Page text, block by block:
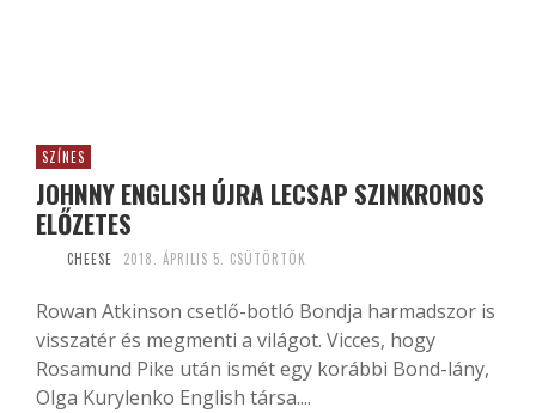
SZÍNES
JOHNNY ENGLISH ÚJRA LECSAP SZINKRONOS
ELŐZETES
CHEESE 2018. ÁPRILIS 5. CSÜTÖRTÖK
Rowan Atkinson csetlő-botló Bondja harmadszor is
visszatér és megmenti a világot. Vicces, hogy
Rosamund Pike után ismét egy korábbi Bond-lány,
Olga Kurylenko English társa....